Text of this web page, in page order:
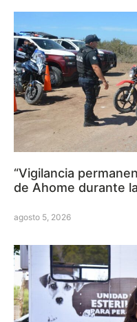
“Vigilancia
de Ahome durante
agosto 5, 2026